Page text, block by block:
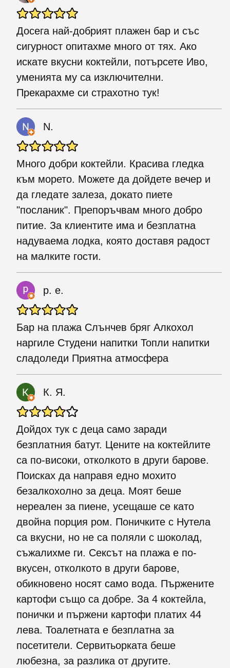
Досега най-добрият плажен бар и със
сигурност опитахме много от тях. Ако
искате вкусни коктейли, потърсете Иво,
уменията му са изключителни.
Прекарахме си страхотно тук!
N.
Много добри коктейли. Красива гледка
към морето. Можете да дойдете вечер и
да гледате залеза, докато пиете
"посланик". Препоръчвам много добро
питие. За клиентите има и безплатна
надуваема лодка, която доставя радост
на малките гости.
p. e.
Бар на плажа Слънчев бряг Алкохол
наргиле Студени напитки Топли напитки
сладоледи Приятна атмосфера
К. Я.
Дойдох тук с деца само заради
безплатния батут. Цените на коктейлите
са по-високи, отколкото в други барове.
Поисках да направя едно мохито
безалкохолно за деца. Моят беше
нереален за пиене, усещаше се като
двойна порция ром. Поничките с Нутела
са вкусни, но не са поляли с шоколад,
съжалихме ги. Сексът на плажа е по-
вкусен, отколкото в други барове,
обикновено носят само вода. Пържените
картофи също са добре. За 4 коктейла,
понички и пържени картофи платих 44
лева. Тоалетната е безплатна за
посетители. Сервитьорката беше
любезна, за разлика от другите.